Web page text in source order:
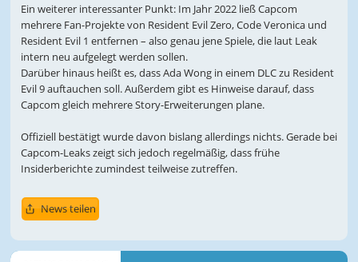
Ein weiterer interessanter Punkt: Im Jahr 2022 ließ Capcom
mehrere Fan-Projekte von Resident Evil Zero, Code Veronica und
Resident Evil 1 entfernen – also genau jene Spiele, die laut Leak
intern neu aufgelegt werden sollen.
Darüber hinaus heißt es, dass Ada Wong in einem DLC zu Resident
Evil 9 auftauchen soll. Außerdem gibt es Hinweise darauf, dass
Capcom gleich mehrere Story-Erweiterungen plane.
Offiziell bestätigt wurde davon bislang allerdings nichts. Gerade bei
Capcom-Leaks zeigt sich jedoch regelmäßig, dass frühe
Insiderberichte zumindest teilweise zutreffen.
News teilen